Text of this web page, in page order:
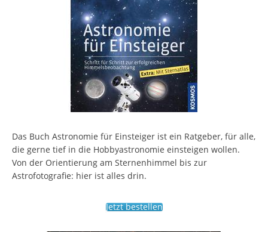
Das Buch Astronomie für Einsteiger ist ein Ratgeber, für alle,
die gerne tief in die Hobbyastronomie einsteigen wollen.
Von der Orientierung am Sternenhimmel bis zur
Astrofotografie: hier ist alles drin.
Jetzt bestellen